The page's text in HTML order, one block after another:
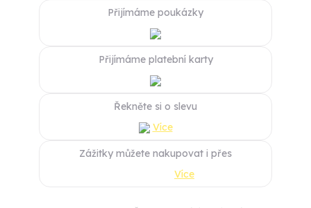
Přijímáme poukázky
Přijímáme platební karty
Řekněte si o slevu
Více
Zážitky můžete nakupovat i přes
Více